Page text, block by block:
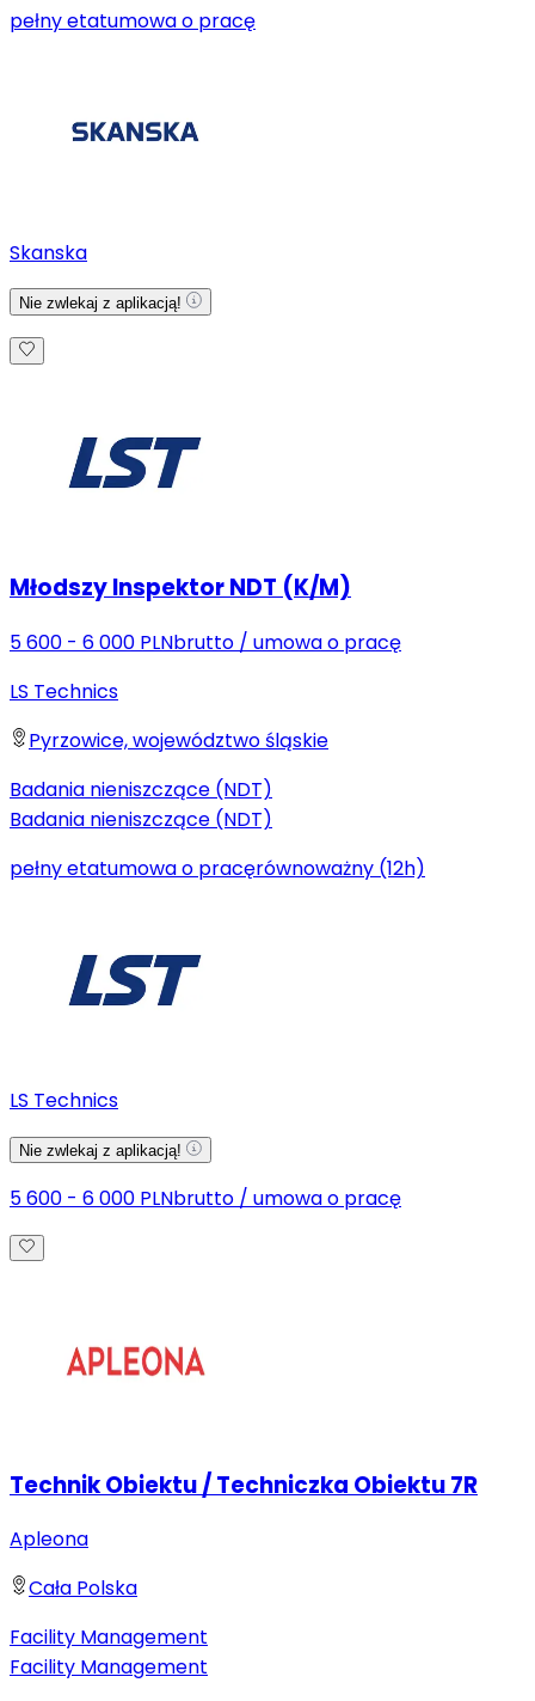
pełny etatumowa o pracę
Skanska
Nie zwlekaj z aplikacją!
Młodszy Inspektor NDT (K/M)
5 600 - 6 000 PLNbrutto / umowa o pracę
LS Technics
Pyrzowice, województwo śląskie
Badania nieniszczące (NDT)
Badania nieniszczące (NDT)
pełny etatumowa o pracęrównoważny (12h)
LS Technics
Nie zwlekaj z aplikacją!
5 600 - 6 000 PLNbrutto / umowa o pracę
Technik Obiektu / Techniczka Obiektu 7R
Apleona
Cała Polska
Facility Management
Facility Management